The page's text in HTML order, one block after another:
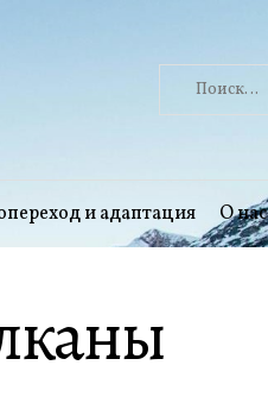
Найти:
и адаптация О нас